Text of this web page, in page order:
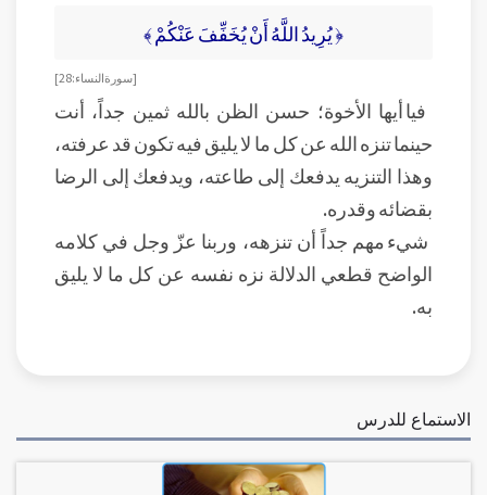
﴿ يُرِيدُ اللَّهُ أَنْ يُخَفِّفَ عَنْكُمْ ﴾
[سورة النساء: 28]
فيا أيها الأخوة؛ حسن الظن بالله ثمين جداً، أنت
حينما تنزه الله عن كل ما لا يليق فيه تكون قد عرفته،
وهذا التنزيه يدفعك إلى طاعته، ويدفعك إلى الرضا
بقضائه وقدره.
شيء مهم جداً أن تنزهه، وربنا عزّ وجل في كلامه
الواضح قطعي الدلالة نزه نفسه عن كل ما لا يليق
به.
الاستماع للدرس